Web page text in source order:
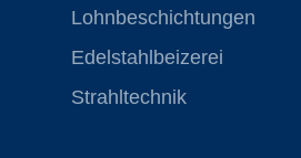
Lohnbeschichtungen
Edelstahlbeizerei
Strahltechnik